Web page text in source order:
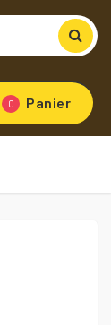
0 Panier